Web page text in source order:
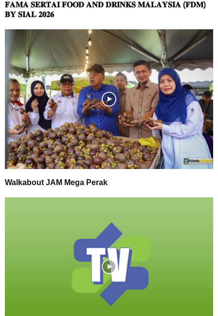
𝐅𝐀𝐌𝐀 𝐒𝐄𝐑𝐓𝐀𝐈 𝐅𝐎𝐎𝐃 𝐀𝐍𝐃 𝐃𝐑𝐈𝐍𝐊𝐒 𝐌𝐀𝐋𝐀𝐘𝐒𝐈𝐀 (𝐅𝐃𝐌)
𝐁𝐘 𝐒𝐈𝐀𝐋 𝟐𝟎𝟐𝟔
Walkabout JAM Mega Perak